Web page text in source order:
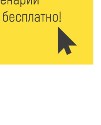
в парке
стали